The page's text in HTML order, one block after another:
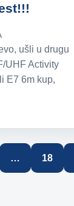
ušli u drugu
UHF Activity
E7 6m kup,
… 18